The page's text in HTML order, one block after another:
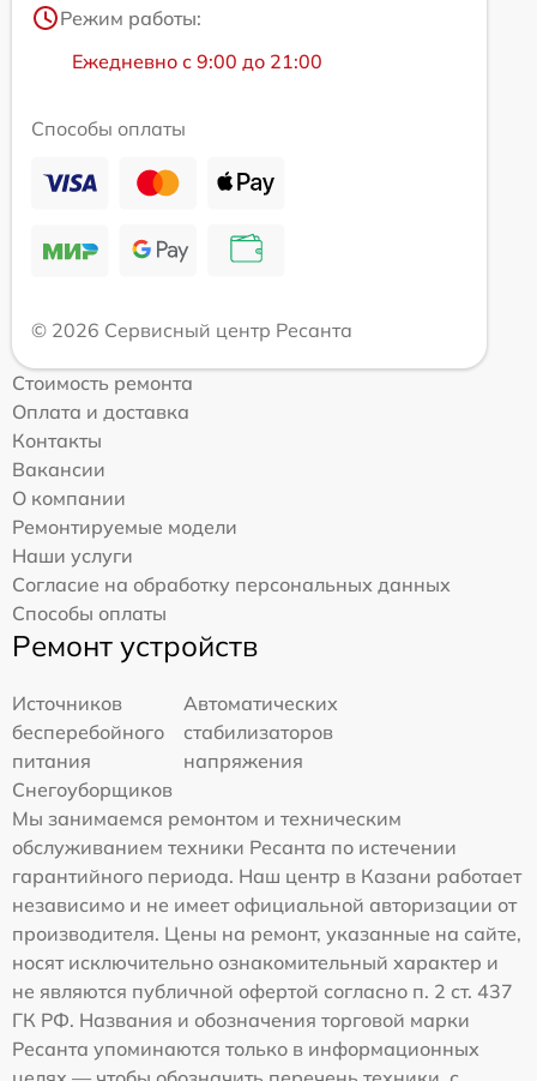
Режим работы:
Ежедневно с 9:00 до 21:00
Способы оплаты
© 2026 Сервисный центр Ресанта
Стоимость ремонта
Оплата и доставка
Контакты
Вакансии
О компании
Ремонтируемые модели
Наши услуги
Согласие на обработку персональных данных
Способы оплаты
Ремонт устройств
Источников
бесперебойного
питания
Автоматических
стабилизаторов
напряжения
Снегоуборщиков
Мы занимаемся ремонтом и техническим
обслуживанием техники Ресанта по истечении
гарантийного периода. Наш центр в Казани работает
независимо и не имеет официальной авторизации от
производителя. Цены на ремонт, указанные на сайте,
носят исключительно ознакомительный характер и
не являются публичной офертой согласно п. 2 ст. 437
ГК РФ. Названия и обозначения торговой марки
Ресанта упоминаются только в информационных